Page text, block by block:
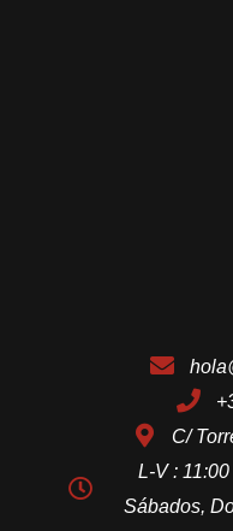
C/
L-V :
Sábados,